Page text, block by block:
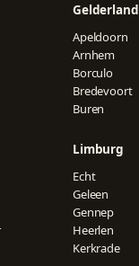
Gelderland
Apeldoorn
Arnhem
Borculo
Bredevoort
Buren
Limburg
Echt
Geleen
Gennep
Heerlen
Kerkrade